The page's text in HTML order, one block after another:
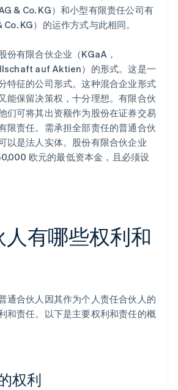
& Co. KG）和小型有限责任公司有
KG）的运作方式与此相同。
份有限合伙企业（KGaA，
auf Aktien）的形式。这是一
特征的公司形式。这种混合企业形式
能保留决策权，十分理想。有限合伙
们可将其出资额作为股份在证券交易
限责任。需承担全部责任的普通合伙
以是法人实体。股份有限合伙企业
欧元的最低资本金，且必须设
有哪些权利和
通合伙人因其作为个人责任合伙人的
和责任。以下是主要权利和责任的概
权利